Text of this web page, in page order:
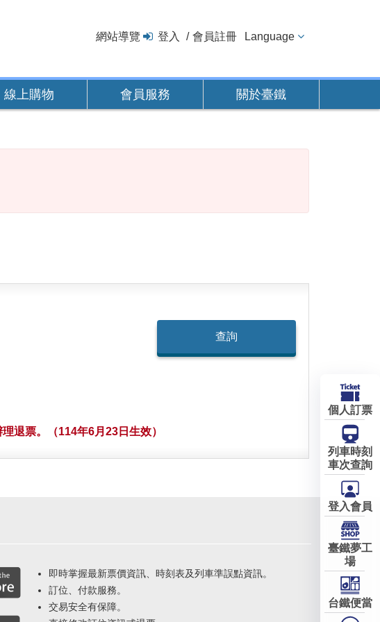
網站導覽 登入 會員註冊 Language
線上購物 會員服務 關於臺鐵
查詢
退票。（114年6月23日生效）
即時掌握最新票價資訊、時刻表及列車準誤點資訊。
訂位、付款服務。
交易安全有保障。
個人訂票
列車時刻
車次查詢
登入會員
臺鐵夢工
場
台鐵便當